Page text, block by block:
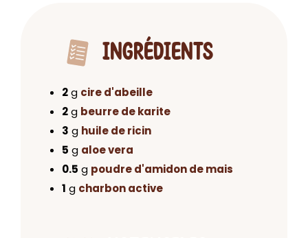
INGRÉDIENTS
2g cire d'abeille
2g beurre de karite
3 g huile de ricin
5 g aloe vera
0.5 g poudre d'amidon de mais
1 g charbon active